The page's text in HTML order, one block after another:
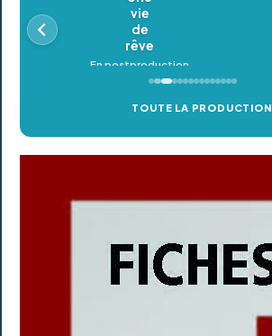
En postproduction
TOUTE LA PRODUCTION